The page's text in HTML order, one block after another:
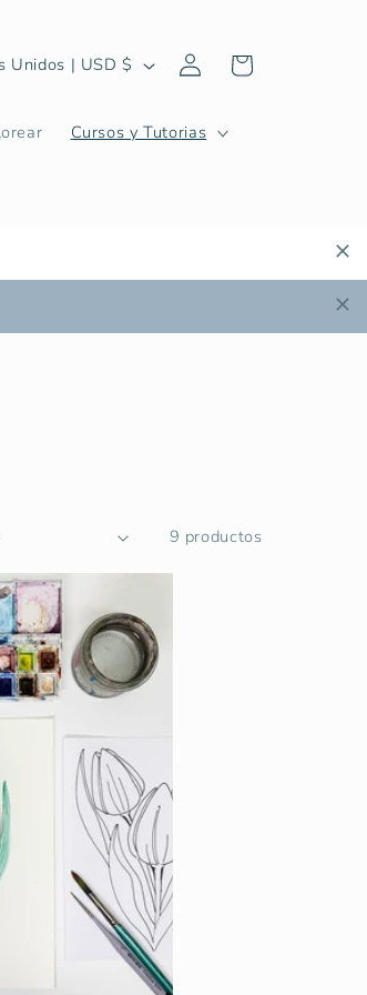
Cursos y Tutorias
Estados Unidos | USD $
Iniciar
sesión
Carrito
9 productos